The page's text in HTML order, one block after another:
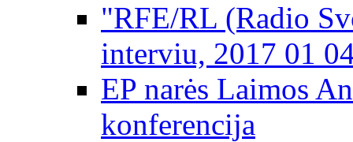
"RFE/RL (Radio
interviu, 2017 01
EP narės Laimos
konferencija